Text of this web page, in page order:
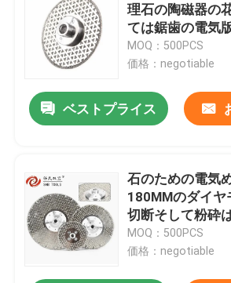
理石の陶磁器の
ては鋸歯の電気
断および粉砕を
MOQ：500PCS
価格：negotiable
ベストプライス
石のための電気
180MMのダイヤ
切断そして粉砕
う岩に大理石模
MOQ：500PCS
価格：negotiable